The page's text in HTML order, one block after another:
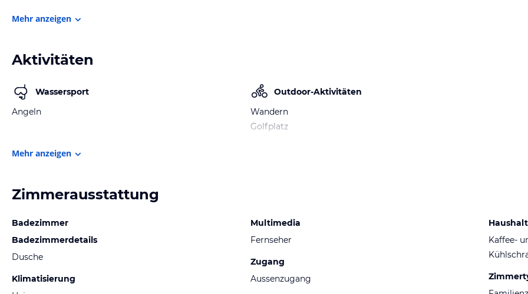
Mehr anzeigen
Aktivitäten
Wassersport
Angeln
Outdoor-Aktivitäten
Wandern
Golfplatz
Mehr anzeigen
Zimmerausstattung
Badezimmer
Badezimmerdetails
Dusche
Klimatisierung
Multimedia
Fernseher
Zugang
Aussenzugang
Kaffee-